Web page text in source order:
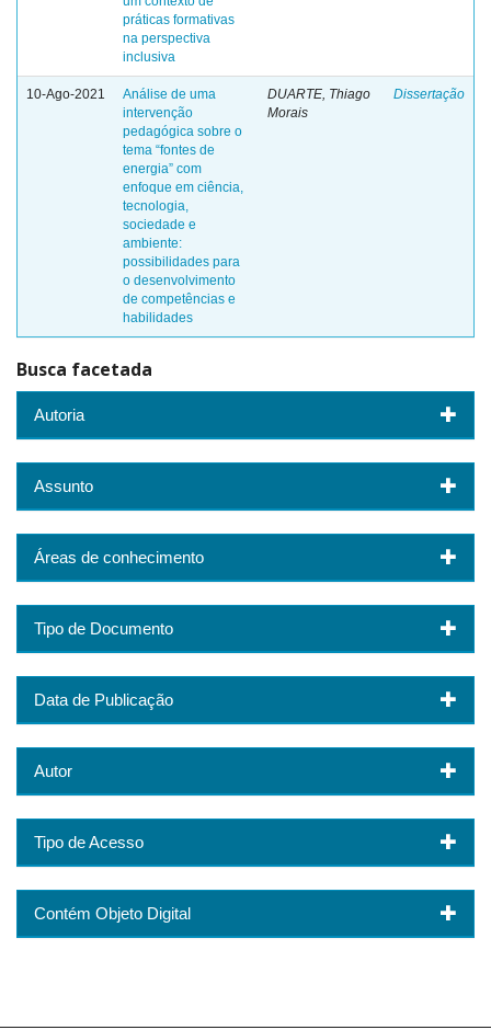
práticas formativas
na perspectiva
inclusiva
10-Ago-2021
Análise de uma
intervenção
pedagógica sobre o
tema “fontes de
energia” com
enfoque em ciência,
tecnologia,
sociedade e
ambiente:
possibilidades para
o desenvolvimento
de competências e
habilidades
DUARTE, Thiago
Morais
Dissertação
Busca facetada
Autoria
Assunto
Áreas de conhecimento
Tipo de Documento
Data de Publicação
Autor
Tipo de Acesso
Contém Objeto Digital